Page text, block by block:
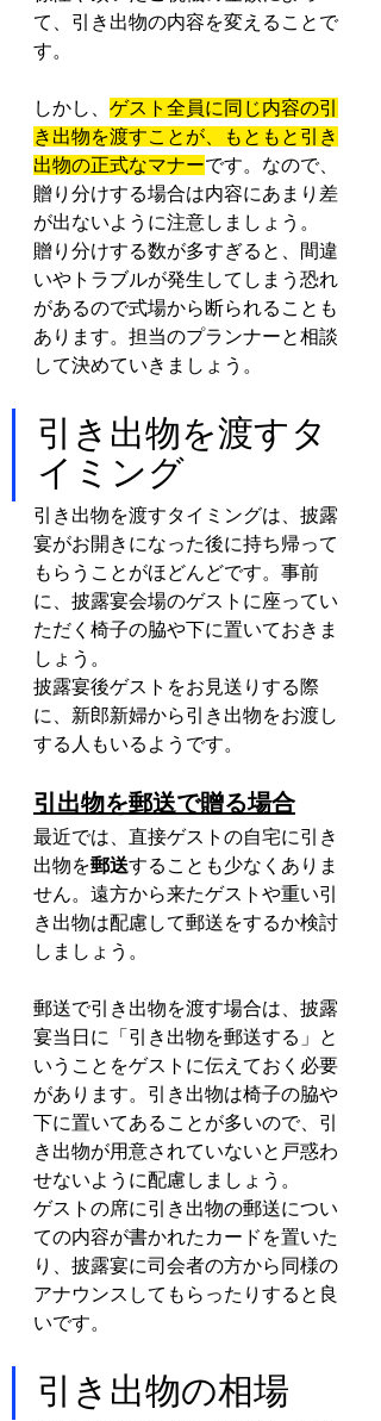
て、引き出物の内容を変えることで
す。
しかし、 ゲスト全員に同じ内容の引
き出物を渡すことが、もともと引き
出物の正式なマナーです。なので、
贈り分けする場合は内容にあまり差
が出ないように注意しましょう。
贈り分けする数が多すぎると、間違
いやトラブルが発生してしまう恐れ
があるので式場から断られることも
あります。担当のプランナーと相談
して決めていきましょう。
引き出物を渡すタ
イミング
引き出物を渡すタイミングは、披露
宴がお開きになった後に持ち帰って
もらうことがほどんどです。事前
に、披露宴会場のゲストに座ってい
ただく椅子の脇や下に置いておきま
しょう。
披露宴後ゲストをお見送りする際
に、新郎新婦から引き出物をお渡し
する人もいるようです。
引出物を郵送で贈る場合
最近では、直接ゲストの自宅に引き
出物を郵送することも少なくありま
せん。遠方から来たゲストや重い引
き出物は配慮して郵送をするか検討
しましょう。
郵送で引き出物を渡す場合は、披露
宴当日に「引き出物を郵送する」と
いうことをゲストに伝えておく必要
があります。引き出物は椅子の脇や
下に置いてあることが多いので、引
き出物が用意されていないと戸惑わ
せないように配慮しましょう。
ゲストの席に引き出物の郵送につい
ての内容が書かれたカードを置いた
り、披露宴に司会者の方から同様の
アナウンスしてもらったりすると良
いです。
引き出物の相場